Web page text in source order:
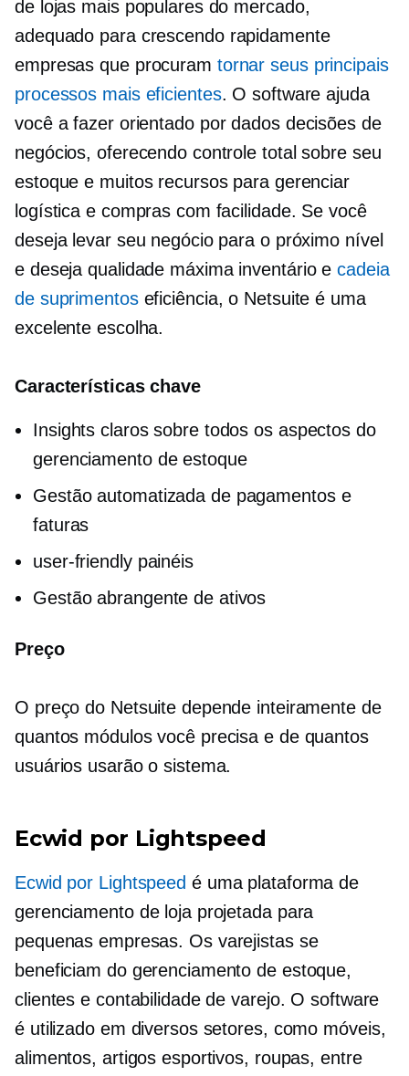
de lojas mais populares do mercado,
adequado para crescendo rapidamente
empresas que procuram tornar seus principais
processos mais eficientes. O software ajuda
você a fazer orientado por dadosdecisões de
negócios, oferecendo controle total sobre seu
estoque e muitos recursos para gerenciar
logística e compras com facilidade. Se você
deseja levar seu negócio para o próximo nível
e desejaqualidade máximainventário ecadeia
de suprimentoseficiência, o Netsuite é uma
excelente escolha.
Características chave
Insights claros sobre todos os aspectos do
gerenciamento de estoque
Gestão automatizada de pagamentos e
faturas
user-friendlypainéis
Gestão abrangente de ativos
Preço
O preço do Netsuite depende inteiramente de
quantos módulos você precisa e de quantos
usuários usarão o sistema.
Ecwid por Lightspeed
Ecwid por Lightspeed é uma plataforma de
gerenciamento de loja projetada para
pequenas empresas. Os varejistas se
beneficiam do gerenciamento de estoque,
clientes e contabilidade de varejo. O software
é utilizado em diversos setores, como móveis,
alimentos, artigos esportivos, roupas, entre